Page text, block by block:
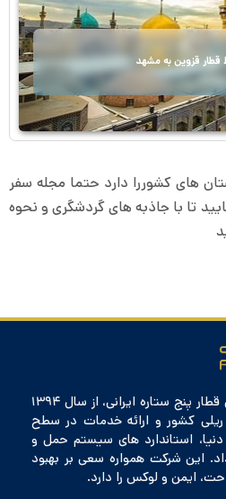
قطار قزوین به مشهد
های کشوررا دارد حتما مجله سفر
تا با جاذبه های گردشگری و نحوه
قطارهای پنج ستاره فدک، اولین قطار پنج ستاره ایرانی، از سال ۱۳۹۴
ریلی کشور و ارائه خدمات در سطح
استاندارد های سیستم حمل و
این شرکت همواره سعی بر بهبود
ایمن و لوکس را دارد.